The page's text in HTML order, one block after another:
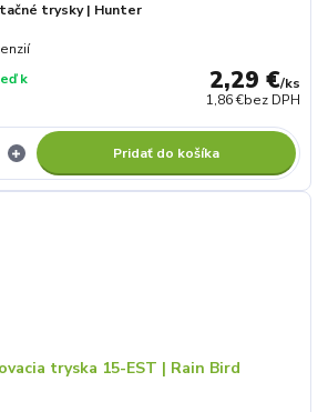
trysky | Hunter
2,29 €/ks
1,86 €bez DPH
k
Pridať do košíka